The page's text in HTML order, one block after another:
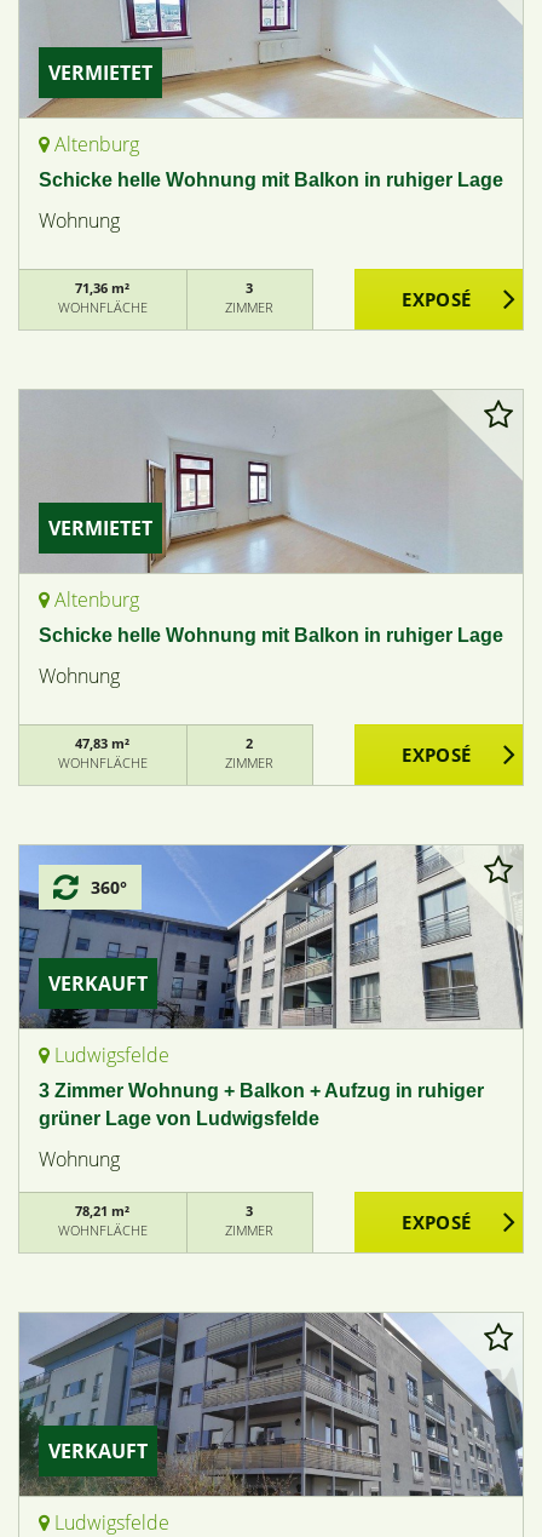
VERMIETET
Altenburg
Schicke helle Wohnung mit Balkon in ruhiger Lage
Wohnung
71,36 m²
WOHNFLÄCHE
3
ZIMMER
VERMIETET
Altenburg
Schicke helle Wohnung mit Balkon in ruhiger Lage
Wohnung
47,83 m²
WOHNFLÄCHE
2
ZIMMER
VERKAUFT
360°
Ludwigsfelde
3 Zimmer Wohnung + Balkon + Aufzug in ruhiger
grüner Lage von Ludwigsfelde
Wohnung
78,21 m²
WOHNFLÄCHE
3
ZIMMER
VERKAUFT
Ludwigsfelde